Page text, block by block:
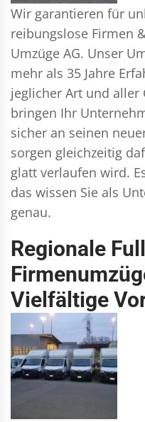
Wir garantieren für
reibungslose Firmen
Umzüge AG. Unser
mehr als 35 Jahre
jeglicher Art und aller
bringen Ihr
sicher an seinen
sorgen gleichzeitig
glatt verlaufen wird.
das wissen Sie als
genau.
Regionale
Vielfältige